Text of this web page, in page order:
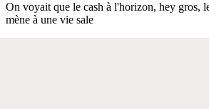
On voyait que le cash à l'horizon, hey gros,
mène à une vie sale